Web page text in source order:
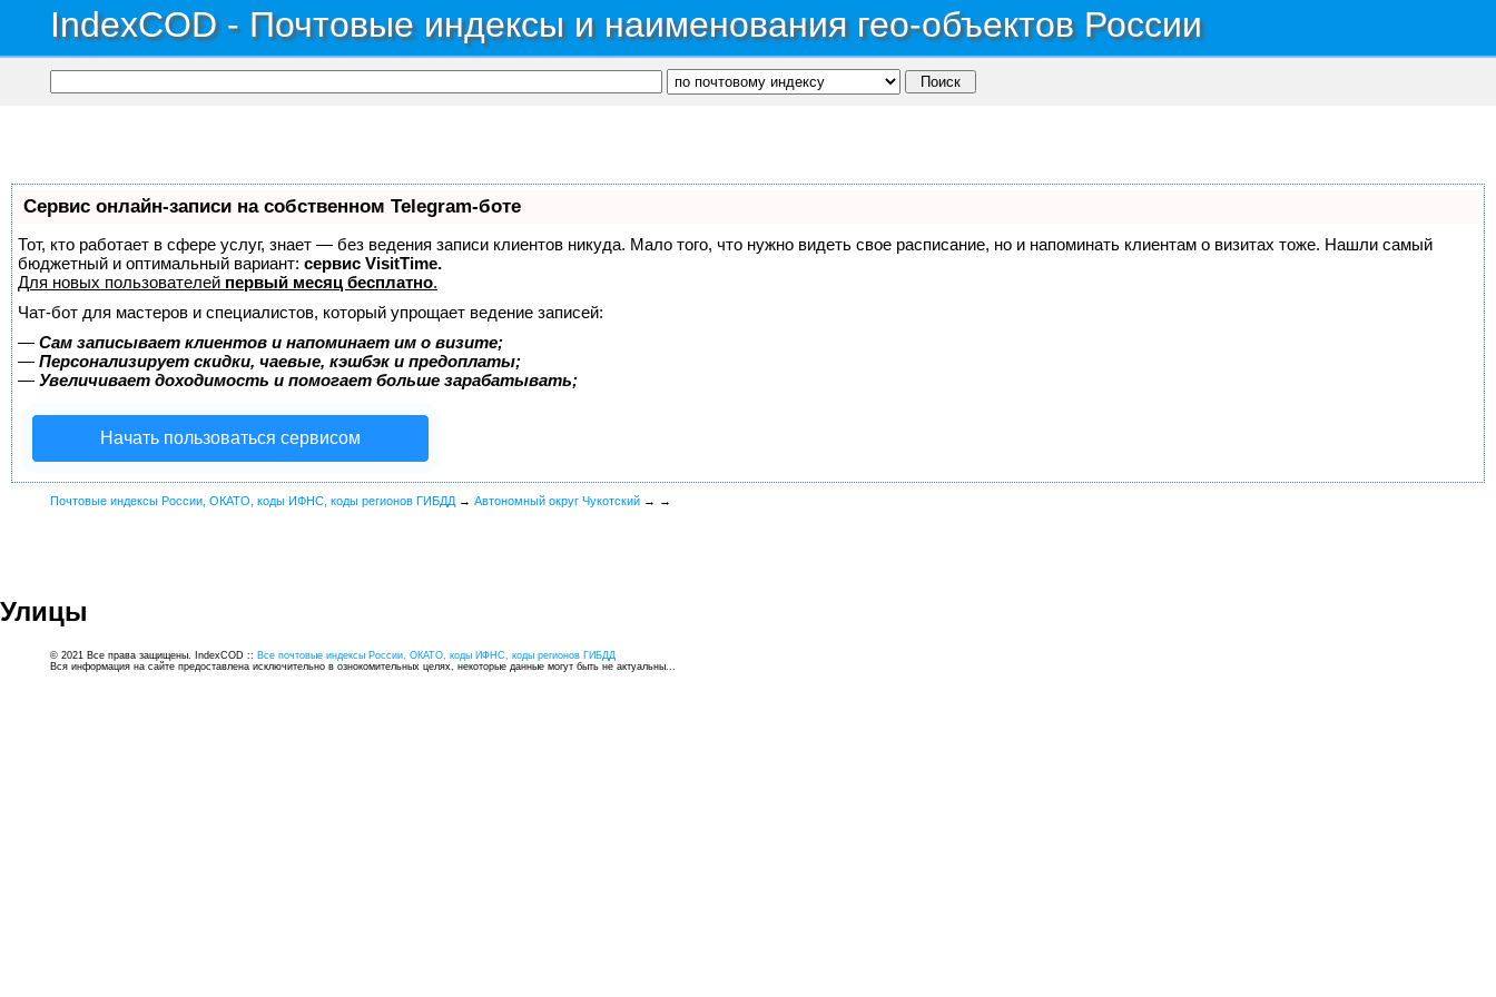
IndexCOD - Почтовые индексы и наименования гео-объектов России
Сервис онлайн-записи на собственном Telegram-боте
Тот, кто работает в сфере услуг, знает — без ведения записи клиентов никуда. Мало того, что нужно видеть свое расписание, но и напоминать клиентам о визитах тоже. Нашли самый
бюджетный и оптимальный вариант: сервис VisitTime.
Для новых пользователей первый месяц бесплатно.
Чат-бот для мастеров и специалистов, который упрощает ведение записей:
— Сам записывает клиентов и напоминает им о визите;
— Персонализирует скидки, чаевые, кэшбэк и предоплаты;
— Увеличивает доходимость и помогает больше зарабатывать;
Начать пользоваться сервисом
Почтовые индексы России, ОКАТО, коды ИФНС, коды регионов ГИБДД → Автономный округ Чукотский → →
Улицы
© 2021 Все права защищены. IndexCOD :: Все почтовые индексы России, ОКАТО, коды ИФНС, коды регионов ГИБДД
Вся информация на сайте предоставлена исключительно в ознокомительных целях, некоторые данные могут быть не актуальны...